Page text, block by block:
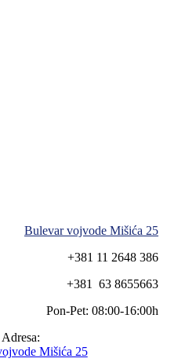
Bulevar vojvode Mišića 25
+381 11 2648 386
+381 63 8655663
Pon-Pet: 08:00-16:00h
Adresa:
Mišića 25